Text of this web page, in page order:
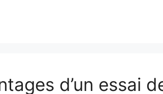
d’un essai